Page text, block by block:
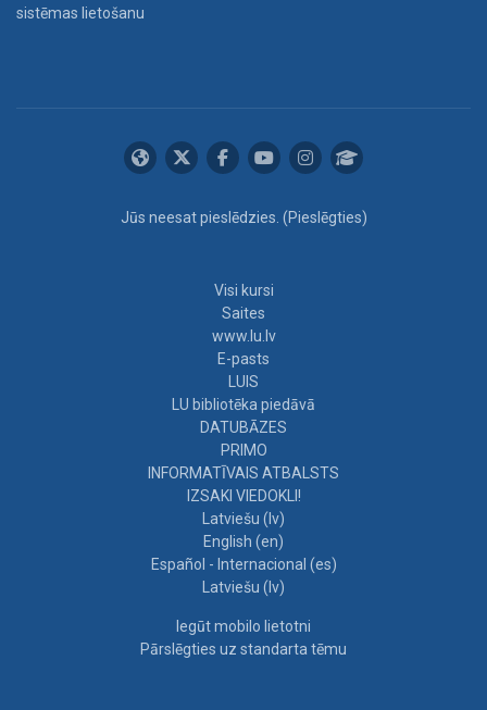
sistēmas lietošanu
Jūs neesat pieslēdzies. (Pieslēgties)
Visi kursi
Saites
www.lu.lv
E-pasts
LUIS
LU bibliotēka piedāvā
DATUBĀZES
PRIMO
INFORMATĪVAIS ATBALSTS
IZSAKI VIEDOKLI!
Latviešu ‎(lv)‎
English ‎(en)‎
Español - Internacional ‎(es)‎
Latviešu ‎(lv)‎
Iegūt mobilo lietotni
Pārslēgties uz standarta tēmu